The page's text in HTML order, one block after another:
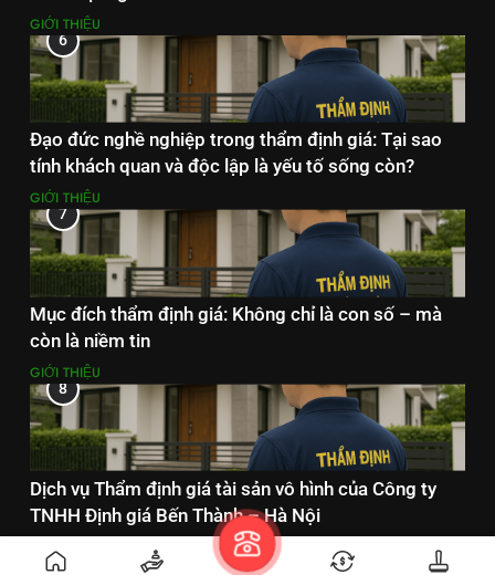
GIỚI THIỆU
6
Đạo đức nghề nghiệp trong thẩm định giá: Tại sao
tính khách quan và độc lập là yếu tố sống còn?
GIỚI THIỆU
7
Mục đích thẩm định giá: Không chỉ là con số – mà
còn là niềm tin
GIỚI THIỆU
8
Dịch vụ Thẩm định giá tài sản vô hình của Công ty
TNHH Định giá Bến Thành – Hà Nội
DỊCH VỤ THẨM ĐỊNH GIÁ